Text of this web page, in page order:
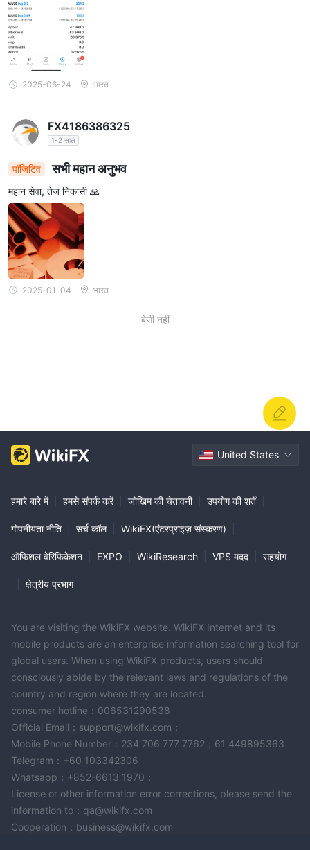
2025-06-24 भारत
FX4186386325
1-2 साल
पॉजिटिव सभी महान अनुभव
महान सेवा, तेज निकासी 🙏
2025-01-04 भारत
बेसी नहीं
United States
हमारे बारे में हमसे संपर्क करें जोखिम की चेतावनी उपयोग की शर्तें
गोपनीयता नीति सर्च कॉल WikiFX(एंटरप्राइज़ संस्करण)
ऑफिशल वेरिफिकेशन EXPO WikiResearch VPS मदद सहयोग
क्षेत्रीय प्रभाग
You are visiting the WikiFX website. WikiFX Internet and its
mobile products are an enterprise information searching tool for
global users. When using WikiFX products, users should
consciously abide by the relevant laws and regulations of the
country and region where they are located.
consumer hotline：006531290538
Official Email：support@wikifx.com；
Mobile Phone Number：234 706 777 7762；61 449895363
Telegram：+60 103342306
Whatsapp：+852-6613 1970；
License or other information error corrections, please send the
information to：qa@wikifx.com
Cooperation：business@wikifx.com